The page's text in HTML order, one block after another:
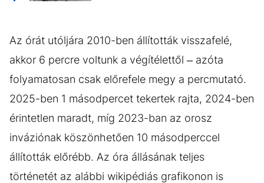
Az órát utóljára 2010-ben állították visszafelé,
akkor 6 percre voltunk a végítélettől – azóta
folyamatosan csak előrefele megy a percmutató.
2025-ben 1 másodpercet tekertek rajta, 2024-ben
érintetlen maradt, míg 2023-ban az orosz
inváziónak köszönhetően 10 másodperccel
állították előrébb. Az óra állásának teljes
történetét az alábbi wikipédiás grafikonon is